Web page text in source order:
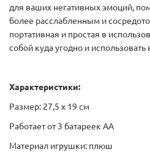
для ваших негативных эмоций,
более расслабленным и
портативная и простая в
собой куда угодно и
Характеристики:
Размер: 27,5 x 19 см
Работает от 3 батареек АА
Материал игрушки: плюш